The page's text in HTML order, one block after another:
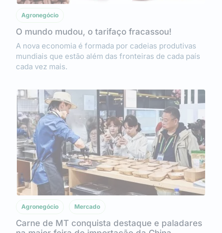
Agronegócio
O mundo mudou, o tarifaço fracassou!
A nova economia é formada por cadeias produtivas
mundiais que estão além das fronteiras de cada país
cada vez mais.
Agronegócio Mercado
Carne de MT conquista destaque e paladares